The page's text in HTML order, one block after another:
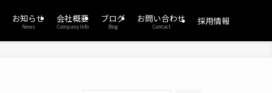
お知らせ
News
会社概要
Company Info
ブログ
Blog
お問い合わせ
Contact 採用情報